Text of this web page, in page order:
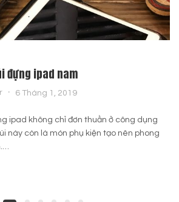
đựng ipad nam
6 Tháng 1, 2019
ipad không chỉ đơn thuần ở công dụng
này còn là món phụ kiện tạo nên phong